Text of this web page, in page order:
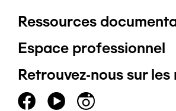
Pied
de
page
Ressources
Espace professionnel
Retrouvez-nous sur les